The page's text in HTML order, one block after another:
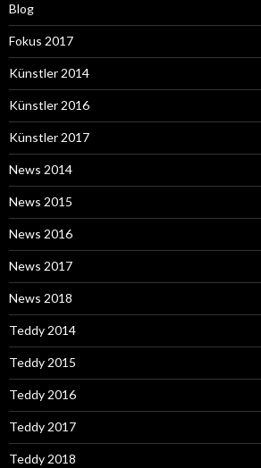
Blog
Fokus 2017
Künstler 2014
Künstler 2016
Künstler 2017
News 2014
News 2015
News 2016
News 2017
News 2018
Teddy 2014
Teddy 2015
Teddy 2016
Teddy 2017
Teddy 2018